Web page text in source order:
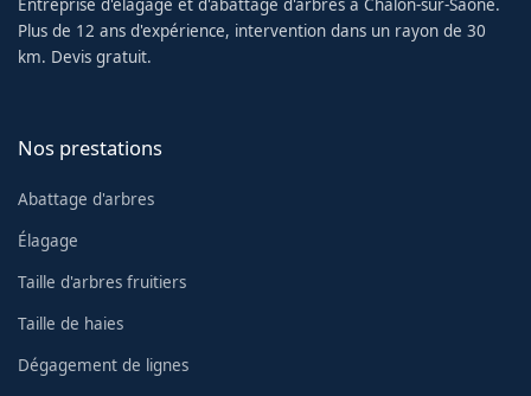
Entreprise d'élagage et d'abattage d'arbres à Chalon-sur-Saône.
Plus de 12 ans d'expérience, intervention dans un rayon de 30
km. Devis gratuit.
Nos prestations
Abattage d'arbres
Élagage
Taille d'arbres fruitiers
Taille de haies
Dégagement de lignes